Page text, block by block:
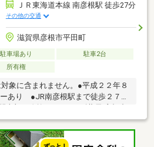
ＪＲ東海道本線 南彦根駅 徒歩27分
その他の交通
滋賀県彦根市平田町
駐車場あり
駐車2台
所有権
象に含まれません。●平成２２年８
あり ●JR南彦根駅まで徒歩２７
２月頃：エコキュート交換済■駐車
よる。）■建物の延床面積に自転車
可能性があります。■設備：電気、